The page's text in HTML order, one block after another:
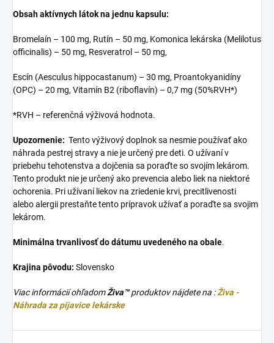
Obsah aktívnych látok na jednu kapsulu:
Bromelaín – 100 mg, Rutín – 50 mg, Komonica lekárska (Melilotus
officinalis) – 50 mg, Resveratrol – 50 mg,
Escín (Aesculus hippocastanum) – 30 mg, Proantokyanidíny
(OPC) – 20 mg, Vitamín B2 (riboflavín) – 0,7 mg (50%RVH*)
*RVH – referenčná výživová hodnota.
Upozornenie: Tento výživový doplnok sa nesmie používať ako
náhrada pestrej stravy a nie je určený pre deti. O užívaní v
priebehu tehotenstva a dojčenia sa poraďte so svojím lekárom.
Tento produkt nie je určený ako prevencia alebo liek na niektoré
ochorenia. Pri užívaní liekov na zriedenie krvi, precitlivenosti
alebo alergii prestaňte tento prípravok užívať a poraďte sa svojim
lekárom.
Minimálna trvanlivosť do dátumu uvedeného na obale.
Krajina pôvodu: Slovensko
Viac informácií ohľadom Živa™ produktov nájdete na :Živa -
Náhrada za pijavice lekárske